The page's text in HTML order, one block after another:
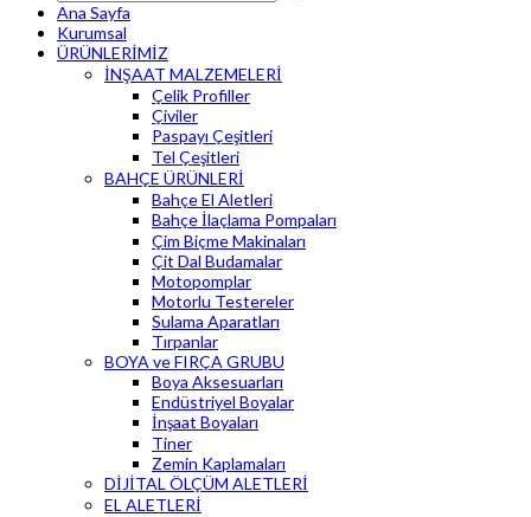
Ana Sayfa
Kurumsal
ÜRÜNLERİMİZ
İNŞAAT MALZEMELERİ
Çelik Profiller
Çiviler
Paspayı Çeşitleri
Tel Çeşitleri
BAHÇE ÜRÜNLERİ
Bahçe El Aletleri
Bahçe İlaçlama Pompaları
Çim Biçme Makinaları
Çit Dal Budamalar
Motopomplar
Motorlu Testereler
Sulama Aparatları
Tırpanlar
BOYA ve FIRÇA GRUBU
Boya Aksesuarları
Endüstriyel Boyalar
İnşaat Boyaları
Tiner
Zemin Kaplamaları
DİJİTAL ÖLÇÜM ALETLERİ
EL ALETLERİ